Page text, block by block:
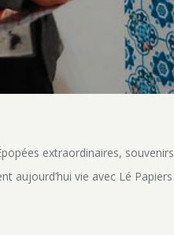
extraordinaires, souvenirs
aujourd’hui vie avec Lé Papiers